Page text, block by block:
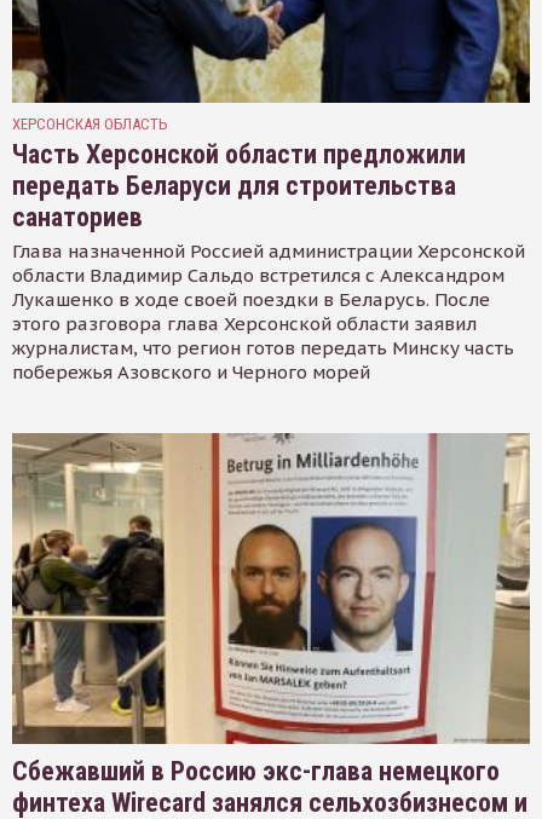
ХЕРСОНСКАЯ ОБЛАСТЬ
Часть Херсонской области предложили
передать Беларуси для строительства
санаториев
Глава назначенной Россией администрации Херсонской
области Владимир Сальдо встретился с Александром
Лукашенко в ходе своей поездки в Беларусь. После
этого разговора глава Херсонской области заявил
журналистам, что регион готов передать Минску часть
побережья Азовского и Черного морей
Сбежавший в Россию экс-глава немецкого
финтеха Wirecard занялся сельхозбизнесом и